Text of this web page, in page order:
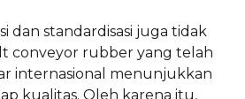
dan standardisasi juga tidak
conveyor rubber yang telah
internasional menunjukkan
kualitas. Oleh karena itu,